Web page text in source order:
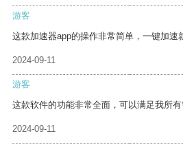
游客
这款加速器app的操作非常简单，一键加速
2024-09-11
游客
这款软件的功能非常全面，可以满足我所有
2024-09-11